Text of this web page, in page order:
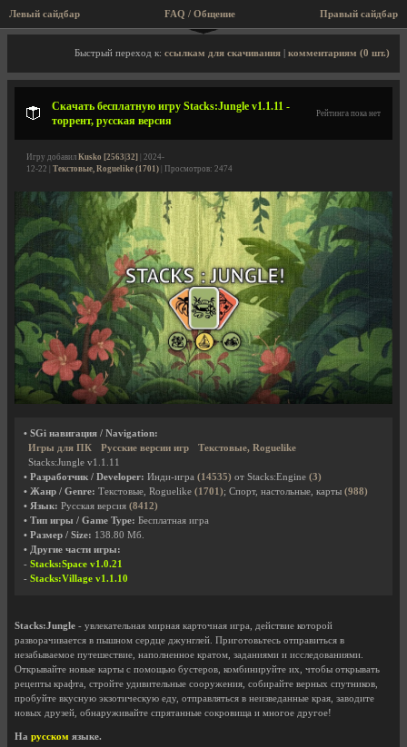
Левый сайдбар Правый сайдбар
FAQ / Общение
Описание игры, торрент, скриншоты, видео
Быстрый переход к: ссылкам для скачивания комментариям (0 шт.)
Скачать бесплатную игру Stacks:Jungle v1.1.11 -
торрент, русская версия
Рейтинга пока нет
Игру добавил Kusko [2563|32] | 2024-
12-22 | Текстовые, Roguelike (1701) | Просмотров: 2474
• SGi навигация / Navigation:
Игры для ПК
Русские версии игр
Текстовые, Roguelike
Stacks:Jungle v1.1.11
• Разработчик / Developer: Инди-игра (14535) от Stacks:Engine (3)
• Жанр / Genre: Текстовые, Roguelike (1701); Спорт, настольные, карты (988)
• Язык: Русская версия (8412)
• Тип игры / Game Type: Бесплатная игра
• Размер / Size: 138.80 Мб.
• Другие части игры:
- Stacks:Space v1.0.21
- Stacks:Village v1.1.10
Stacks:Jungle - увлекательная мирная карточная игра, действие которой
разворачивается в пышном сердце джунглей. Приготовьтесь отправиться в
незабываемое путешествие, наполненное кратом, заданиями и исследованиями.
Открывайте новые карты с помощью бустеров, комбинируйте их, чтобы открывать
рецепты крафта, стройте удивительные сооружения, собирайте верных спутников,
пробуйте вкусную экзотическую еду, отправляться в неизведанные края, заводите
новых друзей, обнаруживайте спрятанные сокровища и многое другое!
На русском языке.